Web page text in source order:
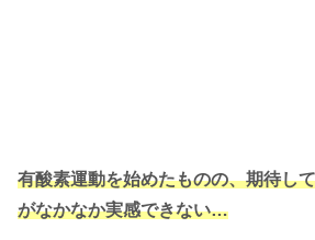
有酸素運動を始めたものの、期待し
がなかなか実感できない…